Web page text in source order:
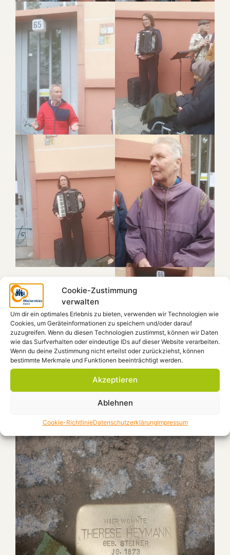
Cookie-Zustimmung
verwalten
Um dir ein optimales Erlebnis zu bieten, verwenden wir Technologien wie
Cookies, um Geräteinformationen zu speichern und/oder darauf
zuzugreifen. Wenn du diesen Technologien zustimmst, können wir Daten
wie das Surfverhalten oder eindeutige IDs auf dieser Website verarbeiten.
Wenn du deine Zustimmung nicht erteilst oder zurückziehst, können
bestimmte Merkmale und Funktionen beeinträchtigt werden.
Akzeptieren
Ablehnen
Cookie-RichtlinieDatenschutzerklärungImpressum